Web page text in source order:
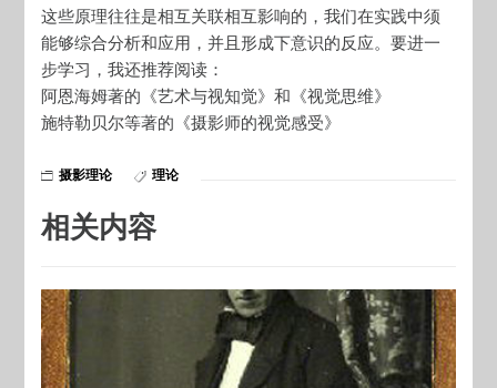
这些原理往往是相互关联相互影响的，我们在实践中须
能够综合分析和应用，并且形成下意识的反应。要进一
步学习，我还推荐阅读：
阿恩海姆著的《艺术与视知觉》和《视觉思维》
施特勒贝尔等著的《摄影师的视觉感受》
摄影理论 理论
相关内容